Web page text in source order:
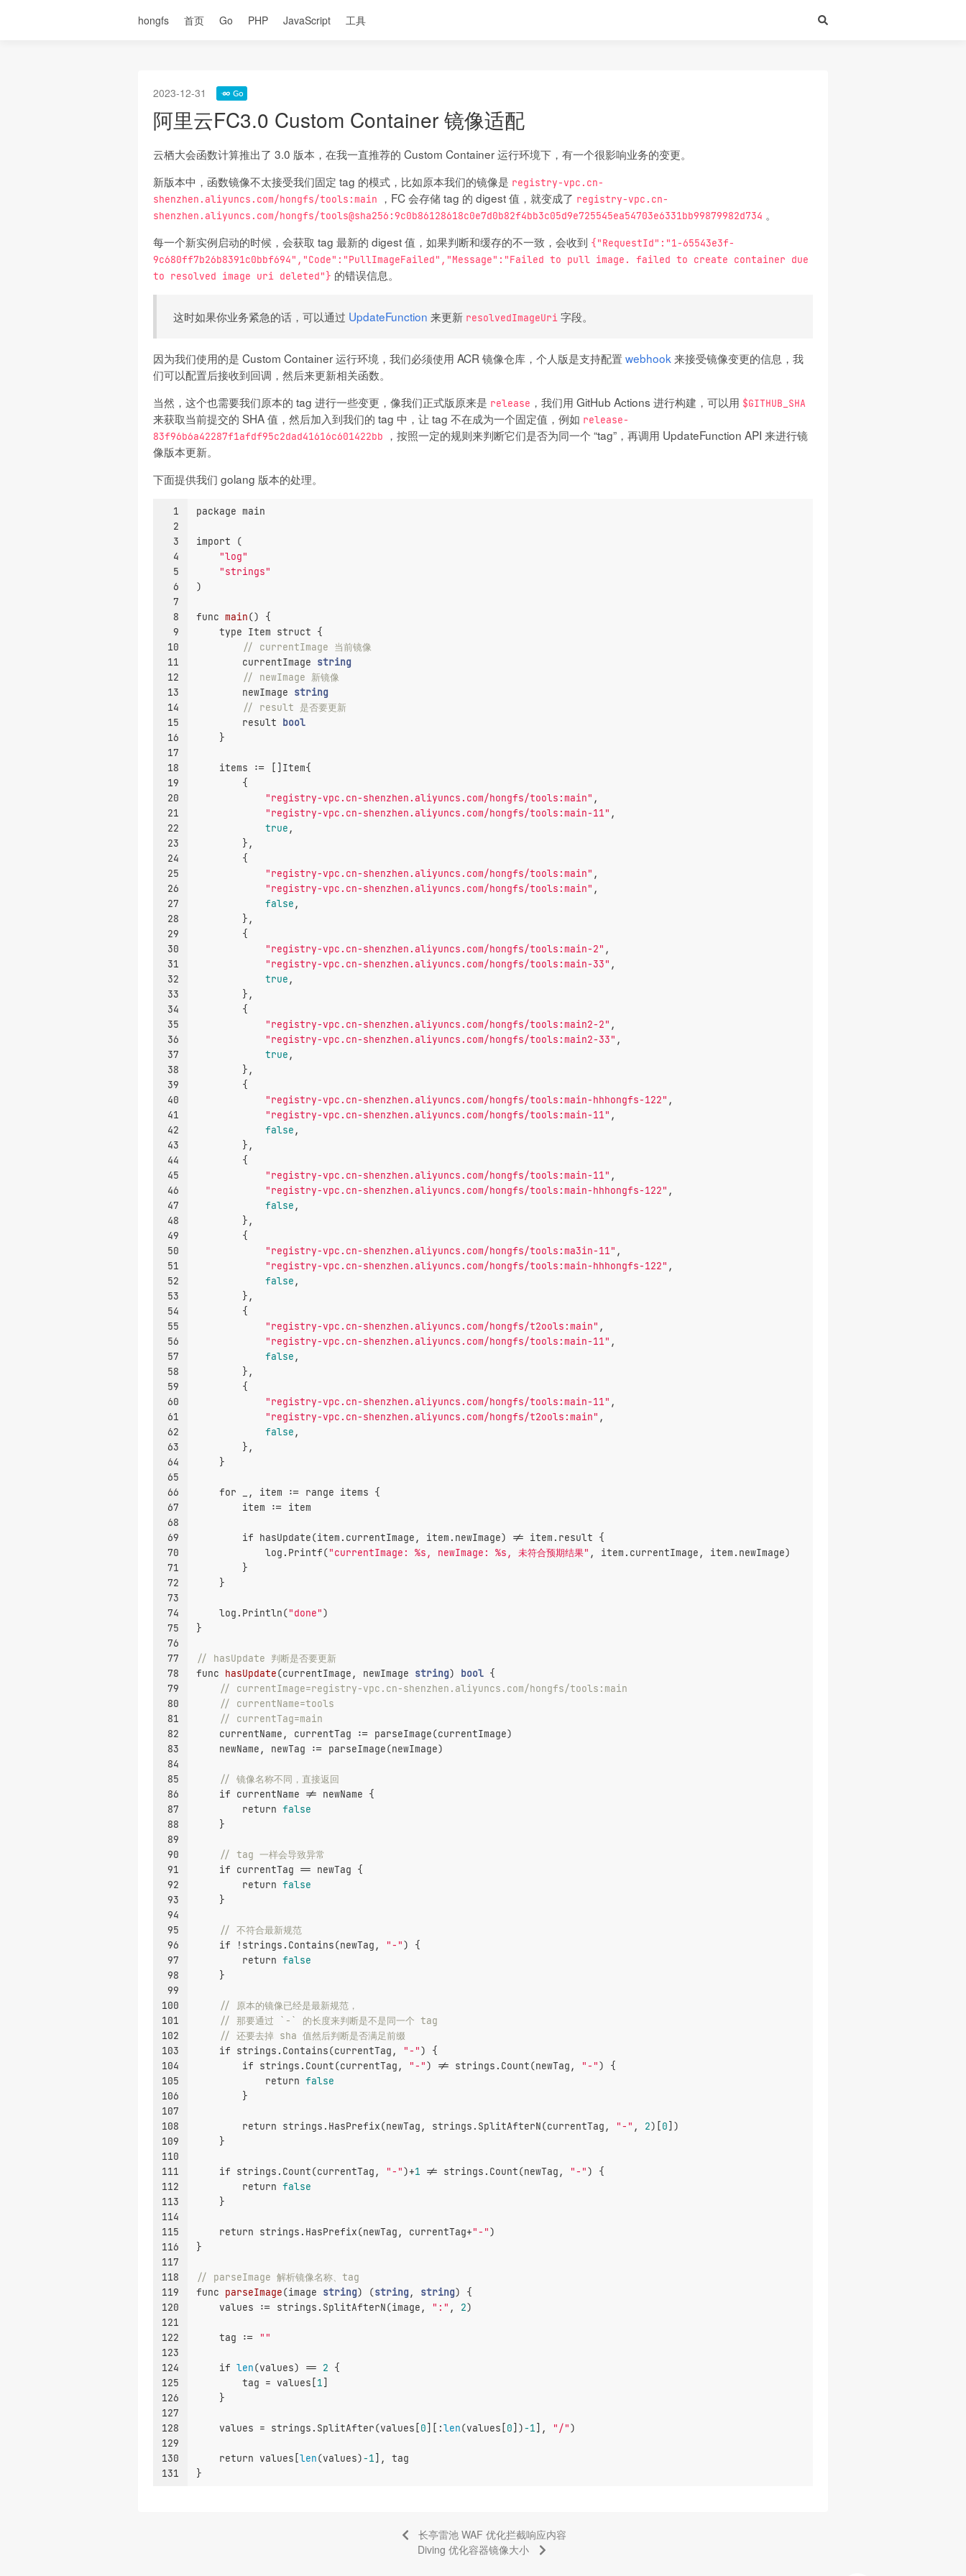
hongfs 首页 Go PHP JavaScript 工具
2023-12-31
阿里云FC3.0 Custom Container 镜像适配
云栖大会函数计算推出了 3.0 版本，在我一直推荐的 Custom Container 运行环境下，有一个很影响业务的变更。
新版本中，函数镜像不太接受我们固定 tag 的模式，比如原本我们的镜像是 registry-vpc.cn-
shenzhen.aliyuncs.com/hongfs/tools:main
，FC 会存储 tag 的 digest 值，就变成了 registry-vpc.cn-
shenzhen.aliyuncs.com/hongfs/tools@sha256:9c0b86128618c0e7d0b82f4bb3c05d9e725545ea54703e6331bb99879982d734 。
每一个新实例启动的时候，会获取 tag 最新的 digest 值，如果判断和缓存的不一致，会收到 {"RequestId":"1-65543e3f-
9c680ff7b26b8391c0bbf694","Code":"PullImageFailed","Message":"Failed to pull image. failed to create container due
to resolved image uri deleted"} 的错误信息。
这时如果你业务紧急的话，可以通过 UpdateFunction 来更新 resolvedImageUri 字段。
因为我们使用的是 Custom Container 运行环境，我们必须使用 ACR 镜像仓库，个人版是支持配置 webhook 来接受镜像变更的信息，我
们可以配置后接收到回调，然后来更新相关函数。
当然，这个也需要我们原本的 tag 进行一些变更，像我们正式版原来是 release ，我们用 GitHub Actions 进行构建，可以用 $GITHUB_SHA
来获取当前提交的 SHA 值，然后加入到我们的 tag 中，让 tag 不在成为一个固定值，例如 release-
83f96b6a42287f1afdf95c2dad41616c601422bb
，按照一定的规则来判断它们是否为同一个 “tag”，再调用 UpdateFunction API 来进行镜
像版本更新。
下面提供我们 golang 版本的处理。
1
2
3
4
5
6
7
8
9
10
11
12
13
14
15
16
17
18
19
20
21
22
23
24
25
26
27
28
29
30
31
32
33
34
35
36
37
38
39
40
41
42
43
44
45
46
47
48
49
50
51
52
53
54
55
56
57
58
59
60
61
62
63
64
65
66
67
68
69
70
71
72
73
74
75
76
77
78
79
80
81
82
83
84
85
86
87
88
89
90
91
92
93
94
95
96
97
98
99
100
101
102
103
104
105
106
107
108
109
110
111
112
113
114
115
116
117
118
119
120
121
122
123
124
125
126
127
128
129
130
131
package main
import (
"log"
"strings"
)
func main() {
type Item struct {
// currentImage 当前镜像
        currentImage
string
// newImage 新镜像
        newImage
string
// result 是否要更新
        result
bool
    }
    items := []Item{
        {
"registry-vpc.cn-shenzhen.aliyuncs.com/hongfs/tools:main" ,
"registry-vpc.cn-shenzhen.aliyuncs.com/hongfs/tools:main-11" ,
true ,
        },
        {
"registry-vpc.cn-shenzhen.aliyuncs.com/hongfs/tools:main" ,
"registry-vpc.cn-shenzhen.aliyuncs.com/hongfs/tools:main" ,
false ,
        },
        {
"registry-vpc.cn-shenzhen.aliyuncs.com/hongfs/tools:main-2" ,
"registry-vpc.cn-shenzhen.aliyuncs.com/hongfs/tools:main-33" ,
true ,
        },
        {
"registry-vpc.cn-shenzhen.aliyuncs.com/hongfs/tools:main2-2" ,
"registry-vpc.cn-shenzhen.aliyuncs.com/hongfs/tools:main2-33" ,
true ,
        },
        {
"registry-vpc.cn-shenzhen.aliyuncs.com/hongfs/tools:main-hhhongfs-122" ,
"registry-vpc.cn-shenzhen.aliyuncs.com/hongfs/tools:main-11" ,
false ,
        },
        {
"registry-vpc.cn-shenzhen.aliyuncs.com/hongfs/tools:main-11" ,
"registry-vpc.cn-shenzhen.aliyuncs.com/hongfs/tools:main-hhhongfs-122" ,
false ,
        },
        {
"registry-vpc.cn-shenzhen.aliyuncs.com/hongfs/tools:ma3in-11" ,
"registry-vpc.cn-shenzhen.aliyuncs.com/hongfs/tools:main-hhhongfs-122" ,
false ,
        },
        {
"registry-vpc.cn-shenzhen.aliyuncs.com/hongfs/t2ools:main" ,
"registry-vpc.cn-shenzhen.aliyuncs.com/hongfs/tools:main-11" ,
false ,
        },
        {
"registry-vpc.cn-shenzhen.aliyuncs.com/hongfs/tools:main-11" ,
"registry-vpc.cn-shenzhen.aliyuncs.com/hongfs/t2ools:main" ,
false ,
        },
    }
for _, item := range items {
        item := item
if hasUpdate(item.currentImage, item.newImage) != item.result {
            log.Printf(
"currentImage: %s, newImage: %s, 未符合预期结果" , item.currentImage, item.newImage)
        }
    }
    log.Println(
"done")
}
// hasUpdate 判断是否要更新
func hasUpdate(currentImage, newImage string) bool {
// currentImage=registry-vpc.cn-shenzhen.aliyuncs.com/hongfs/tools:main
// currentName=tools
// currentTag=main
    currentName, currentTag := parseImage(currentImage)
    newName, newTag := parseImage(newImage)
// 镜像名称不同，直接返回
if currentName != newName {
return false
    }
// tag 一样会导致异常
if currentTag == newTag {
return false
    }
// 不符合最新规范
if !strings.Contains(newTag, "-") {
return false
    }
// 原本的镜像已经是最新规范，
// 那要通过 `-` 的长度来判断是不是同一个 tag
// 还要去掉 sha 值然后判断是否满足前缀
if strings.Contains(currentTag, "-") {
if strings.Count(currentTag, "-") != strings.Count(newTag, "-") {
return false
        }
return strings.HasPrefix(newTag, strings.SplitAfterN(currentTag, "-" , 2)[0])
    }
if strings.Count(currentTag, "-")+1 != strings.Count(newTag, "-") {
return false
    }
return strings.HasPrefix(newTag, currentTag+"-")
}
// parseImage 解析镜像名称、tag
func parseImage(image string) (string , string) {
    values := strings.SplitAfterN(image,
":" , 2)
    tag :=
""
if len(values) == 2 {
        tag = values[
1]
    }
    values = strings.SplitAfter(values[
0][:len(values[0])-1], "/")
return values[len(values)-1], tag
}
长亭雷池 WAF 优化拦截响应内容
Diving 优化容器镜像大小